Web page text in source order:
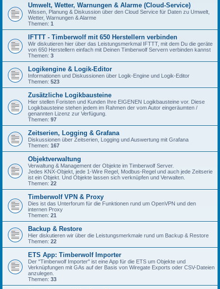
Umwelt, Wetter, Warnungen & Alarme (Cloud-Service)
Wissen, Planung & Diskussion über den Cloud Service für Daten zu Umwelt,
Wetter, Warnungen & Alarme
Themen: 1
IFTTT - Timberwolf mit 650 Herstellern verbinden
Wir diskutieren hier über das Leistungsmerkmal IFTTT, mit dem Du die geräte
von 650 Herstellern einfach mit Deinen Timberwolf Servern verbinden kannst
Themen: 3
Logikengine & Logik-Editor
Informationen und Diskussionen über Logik-Engine und Logik-Editor
Themen: 523
Zusätzliche Logikbausteine
Hier stellen Foristen und Kunden Ihre EIGENEN Logikbausteine vor. Diese
Logikbausteine stehen jedem im Rahmen der vom Autor eingeräumten /
genannten Lizenz zur Verfügung.
Themen: 97
Zeitserien, Logging & Grafana
Diskussionen über Zeitserien, Logging und Auswertung mit Grafana
Themen: 167
Objektverwaltung
Verwaltung & Management der Objekte im Timberwolf Server.
Jedes KNX-Objekt, jede 1-Wire Regel, Modbus-Regel und auch jede Zeitserie
ist ein Objekt. Und Objekte lassen sich verknüpfen und Verwalten.
Themen: 22
Timberwolf VPN & Proxy
Dies ist das Unterforum für die Funktionen rund um OpenVPN und den
internen Proxy
Themen: 21
Backup & Restore
Hier diskutieren wir über die Leistungsmerkmale rund um Backup & Restore
Themen: 22
ETS App: Timberwolf Importer
Der "Timberwolf Importer" ist eine App für die ETS um Objekte und
Verknüpfungen mit GAs auf der Basis von Wiregate Exports oder CSV-Dateien
anzulegen.
Themen: 33